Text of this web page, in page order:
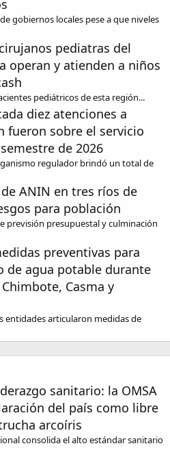
gobiernos locales pese a que niveles
pediatras del
operan y atienden a niños
pediátricos de esta región...
diez atenciones a
fueron sobre el servicio
de 2026
regulador brindó un total de
ANIN en tres ríos de
para población
previsión presupuestal y culminación
preventivas para
de agua potable durante
Casma y
entidades articularon medidas de
sanitario: la OMSA
del país como libre
arcoíris
consolida el alto estándar sanitario